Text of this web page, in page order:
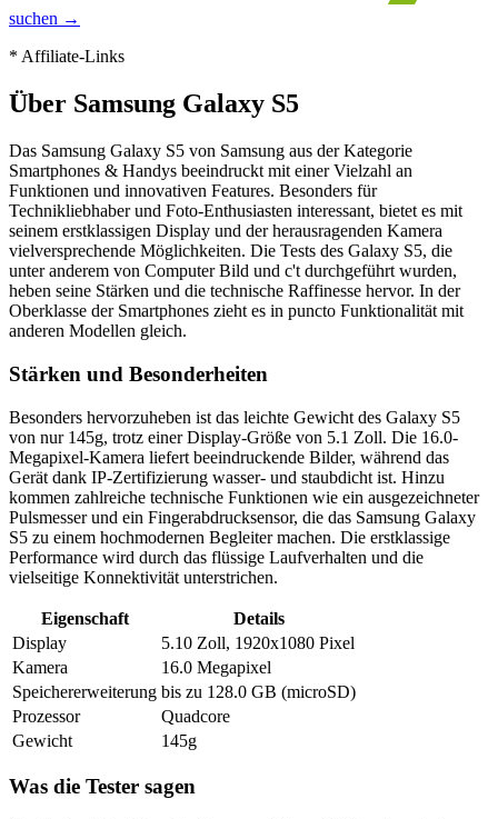
suchen →
* Affiliate-Links
Über Samsung Galaxy S5
Das Samsung Galaxy S5 von Samsung aus der Kategorie
Smartphones & Handys beeindruckt mit einer Vielzahl an
Funktionen und innovativen Features. Besonders für
Technikliebhaber und Foto-Enthusiasten interessant, bietet es mit
seinem erstklassigen Display und der herausragenden Kamera
vielversprechende Möglichkeiten. Die Tests des Galaxy S5, die
unter anderem von Computer Bild und c't durchgeführt wurden,
heben seine Stärken und die technische Raffinesse hervor. In der
Oberklasse der Smartphones zieht es in puncto Funktionalität mit
anderen Modellen gleich.
Stärken und Besonderheiten
Besonders hervorzuheben ist das leichte Gewicht des Galaxy S5
von nur 145g, trotz einer Display-Größe von 5.1 Zoll. Die 16.0-
Megapixel-Kamera liefert beeindruckende Bilder, während das
Gerät dank IP-Zertifizierung wasser- und staubdicht ist. Hinzu
kommen zahlreiche technische Funktionen wie ein ausgezeichneter
Pulsmesser und ein Fingerabdrucksensor, die das Samsung Galaxy
S5 zu einem hochmodernen Begleiter machen. Die erstklassige
Performance wird durch das flüssige Laufverhalten und die
vielseitige Konnektivität unterstrichen.
Eigenschaft
Details
Display
5.10 Zoll, 1920x1080 Pixel
Kamera
16.0 Megapixel
Speichererweiterung bis zu 128.0 GB (microSD)
Prozessor
Quadcore
Gewicht
145g
Was die Tester sagen